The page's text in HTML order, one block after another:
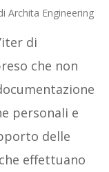
Archita Engineering
di
che non
personali e
delle
effettuano